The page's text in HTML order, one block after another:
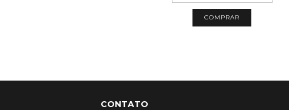
COMPRAR
CONTATO